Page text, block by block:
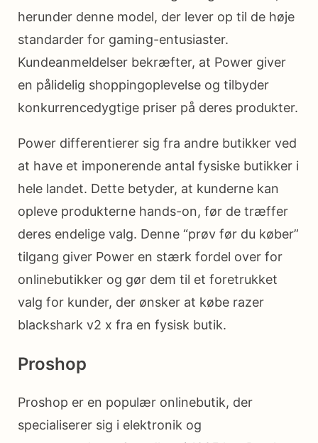
herunder denne model, der lever op til de høje
standarder for gaming-entusiaster.
Kundeanmeldelser bekræfter, at Power giver
en pålidelig shoppingoplevelse og tilbyder
konkurrencedygtige priser på deres produkter.
Power differentierer sig fra andre butikker ved
at have et imponerende antal fysiske butikker i
hele landet. Dette betyder, at kunderne kan
opleve produkterne hands-on, før de træffer
deres endelige valg. Denne “prøv før du køber”
tilgang giver Power en stærk fordel over for
onlinebutikker og gør dem til et foretrukket
valg for kunder, der ønsker at købe razer
blackshark v2 x fra en fysisk butik.
Proshop
Proshop er en populær onlinebutik, der
specialiserer sig i elektronik og